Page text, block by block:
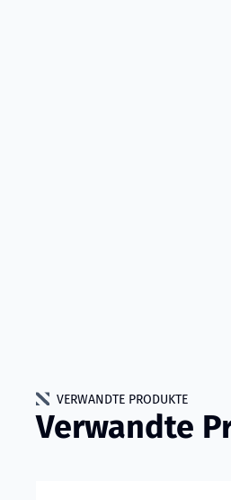
VERWANDTE PRODUKTE
Verwandte